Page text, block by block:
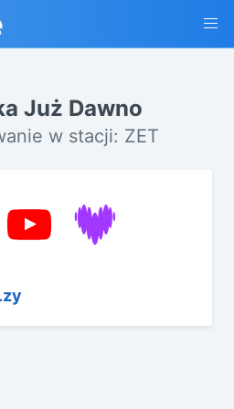
Już Dawno
w stacji: ZET